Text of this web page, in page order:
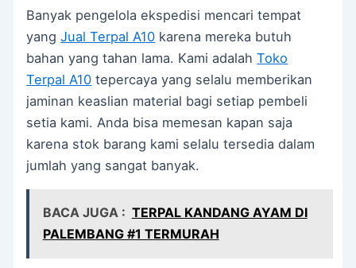
Banyak pengelola ekspedisi mencari tempat
yangJual Terpal A10 karena mereka butuh
bahan yang tahan lama. Kami adalahToko
Terpal A10 tepercaya yang selalu memberikan
jaminan keaslian material bagi setiap pembeli
setia kami. Anda bisa memesan kapan saja
karena stok barang kami selalu tersedia dalam
jumlah yang sangat banyak.
BACA JUGA : TERPAL KANDANG AYAM DI
PALEMBANG #1 TERMURAH